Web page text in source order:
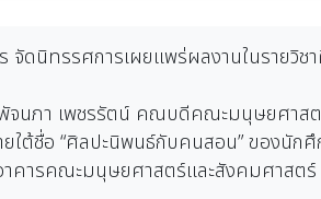
นิทรรศการเผยแพร่ผลงานในรายวิช
นภา เพชรรัตน์ คณบดีคณะมนุษยศาสต
ใต้ชื่อ “ศิลปะนิพนธ์กับคนสอน” ของนัก
ารคณะมนุษยศาสตร์และสังคมศาสตร์